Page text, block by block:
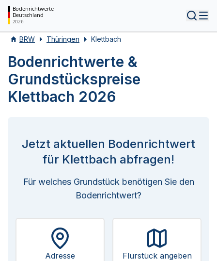
Bodenrichtwerte
Deutschland
2026
BRW Thüringen Klettbach
Bodenrichtwerte &
Grundstückspreise
Klettbach 2026
Jetzt aktuellen Bodenrichtwert
für Klettbach abfragen!
Für welches Grundstück benötigen Sie den
Bodenrichtwert?
Adresse Flurstück angeben